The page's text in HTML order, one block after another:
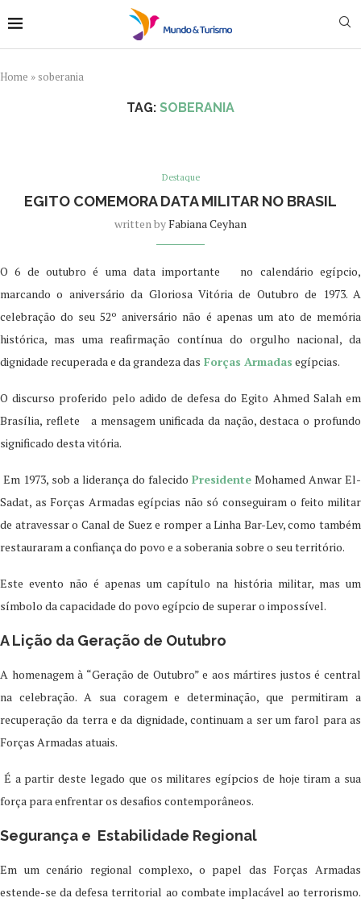
Home » soberania
TAG: SOBERANIA
Destaque
EGITO COMEMORA DATA MILITAR NO BRASIL
written byFabiana Ceyhan
O 6 de outubro é uma data importante no calendário egípcio,
marcando o aniversário da Gloriosa Vitória de Outubro de 1973. A
celebração do seu 52º aniversário não é apenas um ato de memória
histórica, mas uma reafirmação contínua do orgulho nacional, da
dignidade recuperada e da grandeza das Forças Armadas egípcias.
O discurso proferido pelo adido de defesa do Egito Ahmed Salah em
Brasília, reflete a mensagem unificada da nação, destaca o profundo
significado desta vitória.
Em 1973, sob a liderança do falecido Presidente Mohamed Anwar El-
Sadat, as Forças Armadas egípcias não só conseguiram o feito militar
de atravessar o Canal de Suez e romper a Linha Bar-Lev, como também
restauraram a confiança do povo e a soberania sobre o seu território.
Este evento não é apenas um capítulo na história militar, mas um
símbolo da capacidade do povo egípcio de superar o impossível.
A Lição da Geração de Outubro
A homenagem à “Geração de Outubro” e aos mártires justos é central
na celebração. A sua coragem e determinação, que permitiram a
recuperação da terra e da dignidade, continuam a ser um farol para as
Forças Armadas atuais.
É a partir deste legado que os militares egípcios de hoje tiram a sua
força para enfrentar os desafios contemporâneos.
Segurança e Estabilidade Regional
Em um cenário regional complexo, o papel das Forças Armadas
estende-se da defesa territorial ao combate implacável ao terrorismo.